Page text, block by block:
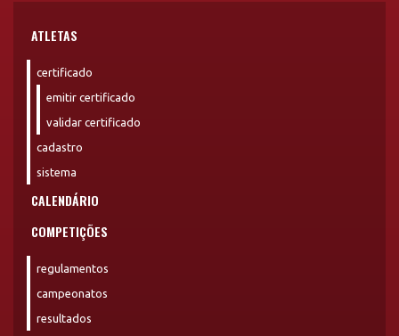
ATLETAS
certificado
emitir certificado
validar certificado
cadastro
sistema
CALENDÁRIO
COMPETIÇÕES
regulamentos
campeonatos
resultados